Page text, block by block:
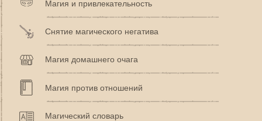
Магия и привлекательность
Снятие магического негатива
Магия домашнего очага
Магия против отношений
Магический словарь